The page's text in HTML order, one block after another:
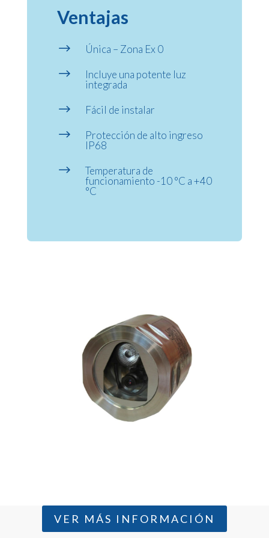
Ventajas
$ Única – Zona Ex 0
$
Incluye una potente luz
integrada
$ Fácil de instalar
$
Protección de alto ingreso
IP68
$
Temperatura de
funcionamiento -10 °C a +40
°C
VER MÁS INFORMACIÓN